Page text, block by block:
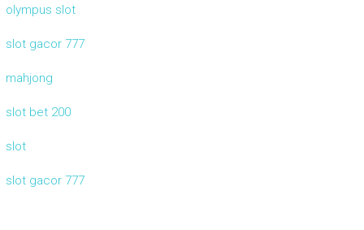
olympus slot
slot gacor 777
mahjong
slot bet 200
slot
slot gacor 777